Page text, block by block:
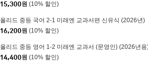
15,300원 (10% 할인)
올리드 중등 국어 2-1 미래엔 교과서편 신유식 (2026년)
16,200원 (10% 할인)
올리드 중등 영어 1-2 미래엔 교과서 (문영인) (2026년용
14,400원 (10% 할인)